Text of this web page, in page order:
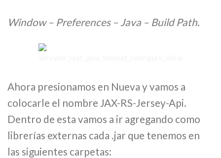
Window – Preferences – Java – Build Path.
Ahora presionamos en Nueva y vamos a
colocarle el nombre JAX-RS-Jersey-Api.
Dentro de esta vamos a ir agregando como
librerías externas cada .jar que tenemos en
las siguientes carpetas: